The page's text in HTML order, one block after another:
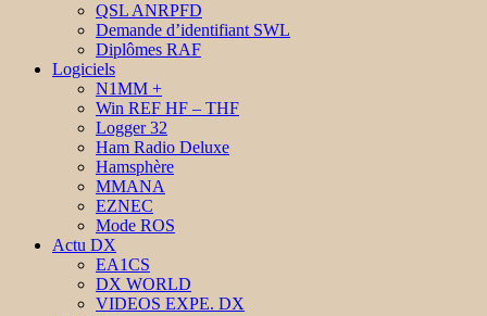
QSL ANRPFD
Demande d’identifiant SWL
Diplômes RAF
Logiciels
N1MM +
Win REF HF – THF
Logger 32
Ham Radio Deluxe
Hamsphère
MMANA
EZNEC
Mode ROS
Actu DX
EA1CS
DX WORLD
VIDEOS EXPE. DX